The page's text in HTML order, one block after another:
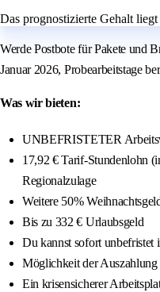
Das prognostizierte Gehalt
Werde Postbote für Pakete und
Januar 2026, Probearbeitstage
Was wir bieten:
UNBEFRISTETER
17,92 € Tarif-Stundenlohn
Regionalzulage
Weitere 50%
Bis zu 332 € Urlaubsgeld
Du kannst sofort unbefristet
Möglichkeit der
Ein krisensicherer